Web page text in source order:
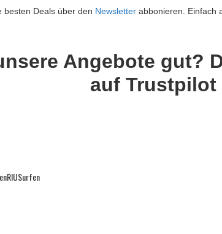
besten Deals über den Newsletter abbonieren. Einfach
Angebote gut?
auf Trustpilot
RIUSurfen